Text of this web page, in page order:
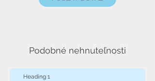
Podobné nehnuteľnosti
Heading 1